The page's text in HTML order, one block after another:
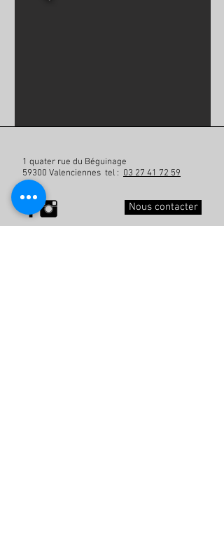
1 quater rue du Béguinage
59300 Valenciennes tel : 03 27 41 72 59
Nous contacter